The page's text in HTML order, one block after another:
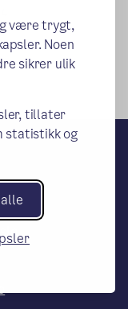
være trygt,
Noen
sikrer ulik
tillater
statistikk og